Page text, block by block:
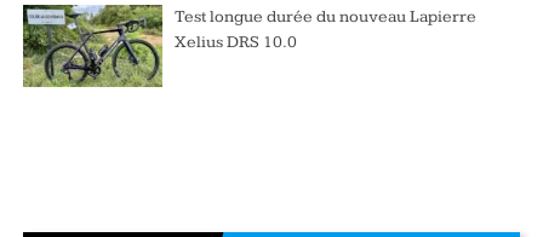
Test longue durée du nouveau Lapierre
Xelius DRS 10.0